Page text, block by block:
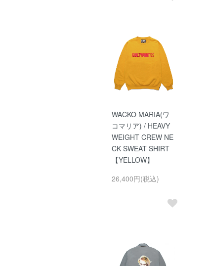
WACKO MARIA(ワ
コマリア) / HEAVY
WEIGHT CREW NE
CK SWEAT SHIRT
【YELLOW】
26,400円(税込)